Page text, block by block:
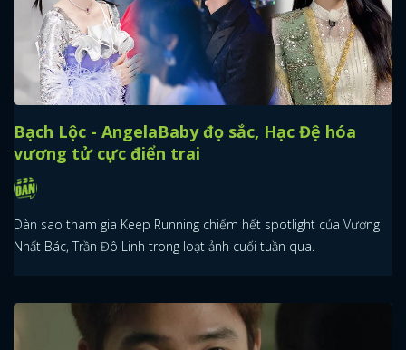
Bạch Lộc - AngelaBaby đọ sắc, Hạc Đệ hóa
vương tử cực điển trai
Dàn sao tham gia Keep Running chiếm hết spotlight của Vương
Nhất Bác, Trần Đô Linh trong loạt ảnh cuối tuần qua.